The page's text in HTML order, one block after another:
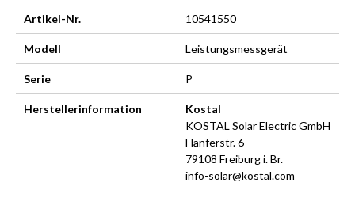
Artikel-Nr. 10541550
Modell Leistungsmessgerät
Serie P
Herstellerinformation
Kostal
KOSTAL Solar Electric GmbH
Hanferstr. 6
79108 Freiburg i. Br.
info-solar@kostal.com